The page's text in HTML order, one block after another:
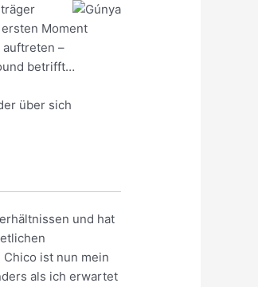
Moment
auftreten –
betrifft…
über sich
und hat
ist nun mein
als ich erwartet